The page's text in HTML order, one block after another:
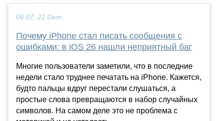
06:07, 22 Окт
Почему iPhone стал писать сообщения с
ошибками: в iOS 26 нашли неприятный баг
Многие пользователи заметили, что в последние
недели стало труднее печатать на iPhone. Кажется,
будто пальцы вдруг перестали слушаться, а
простые слова превращаются в набор случайных
символов. На самом деле это не проблема с